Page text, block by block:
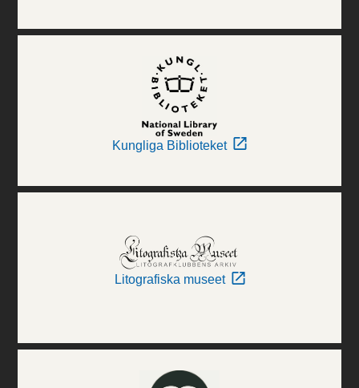
Kungliga Biblioteket
Litografiska museet